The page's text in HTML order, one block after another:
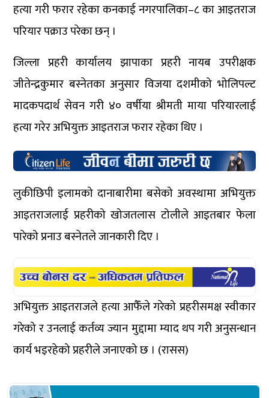
हत्या गरी फरार रहेका कनकाई नगरपालिका–८ का आइतराज
परियार पक्राउ परेका छन् ।
जिल्ला प्रहरी कार्यालय झापाका प्रहरी नायब उपरीक्षक
जीतेन्द्रकुमार बस्नेतका अनुसार विजया दशमीको भोलिपल्ट
मादकपदार्थ सेवन गरी ४० वर्षीया श्रीमती माया परियारलाई
हत्या गरेर अभियुक्त आइतराज फरार रहेका थिए ।
लुकीछिपी इलामको दानाबारीमा बसेको अवस्थामा अभियुक्त
आइतराजलाई प्रहरीको खोजतलास टोलीले आइतबार फेला
पारेको प्रनाउ बस्नेतले जानकारी दिए ।
अभियुक्त आइतराजले हत्या आफैँले गरेको प्रहरीसमक्ष स्वीकार
गरेको र उनलाई कर्तव्य ज्यान मुद्दामा म्याद थप गरी अनुसन्धान
कार्य भइरहेको प्रहरीले जनाएको छ । (रासस)